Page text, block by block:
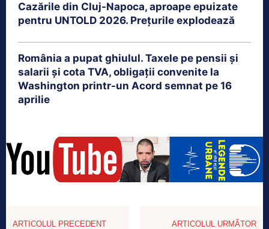
Cazările din Cluj-Napoca, aproape epuizate
pentru UNTOLD 2026. Prețurile explodează
România a pupat ghiulul. Taxele pe pensii și
salarii și cota TVA, obligații convenite la
Washington printr-un Acord semnat pe 16
aprilie
ARTICOLUL PRECEDENT ARTICOLUL URMĂTOR